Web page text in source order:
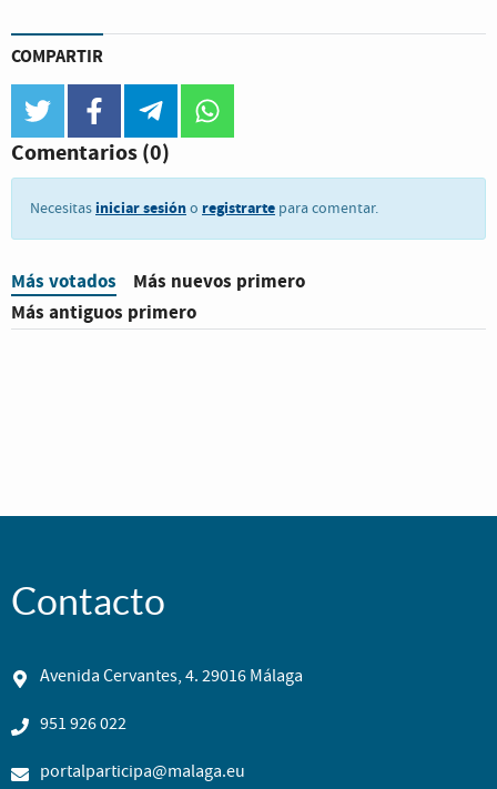
COMPARTIR
twitter facebook telegram
Comentarios(0)
Necesitas iniciar sesióno registrarte para comentar.
Más votados
Más nuevos primero
Más antiguos primero
Contacto
Avenida Cervantes, 4. 29016 Málaga
951 926 022
portalparticipa@malaga.eu